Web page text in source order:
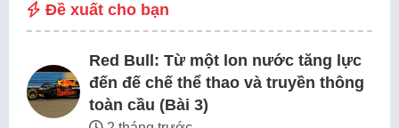
Đề xuất cho bạn
Red Bull: Từ một lon nước tăng lực
đến đế chế thể thao và truyền thông
toàn cầu (Bài 3)